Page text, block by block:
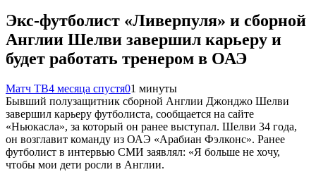
Экс‑футболист «Ливерпуля» и сборной
Англии Шелви завершил карьеру и
будет работать тренером в ОАЭ
Матч ТВ4 месяца спустя01 минуты
Бывший полузащитник сборной Англии Джонджо Шелви
завершил карьеру футболиста, сообщается на сайте
«Ньюкасла», за который он ранее выступал. Шелви 34 года,
он возглавит команду из ОАЭ «Арабиан Фэлконс». Ранее
футболист в интервью СМИ заявлял: «Я больше не хочу,
чтобы мои дети росли в Англии.